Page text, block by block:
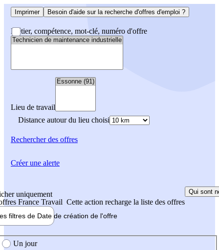
Imprimer Besoin d'aide sur la recherche d'offres d'emploi ?
Métier, compétence, mot-clé, numéro d'offre
Lieu de travail
Distance autour du lieu choisi
Rechercherdes offres
uniquement
France Travail Cette action recharge la liste des offres
Qui sont
filtres de Date de création de l'offre
création de l'offre
Un jour
Créer une alerte